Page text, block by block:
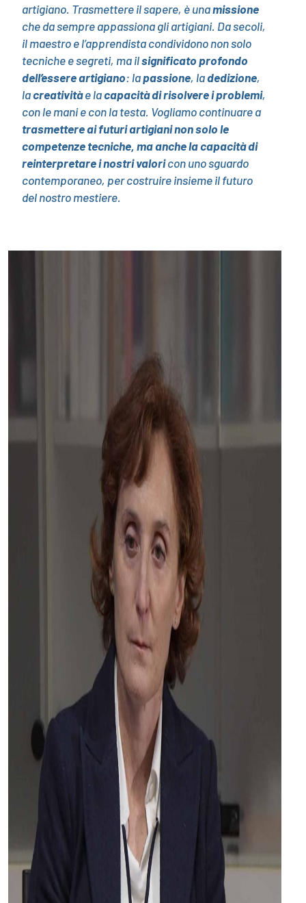
artigiano. Trasmettere il sapere, è unamissione
che da sempre appassiona gli artigiani. Da secoli,
il maestro e l’apprendista condividono non solo
tecniche e segreti, ma ilsignificato profondo
dell’essere artigiano: lapassione, ladedizione,
lacreativitàe lacapacità di risolvere i problemi,
con le mani e con la testa. Vogliamo continuare a
trasmettere ai futuri artigiani non solo le
competenze tecniche, ma anche la capacità di
reinterpretare i nostri valoricon uno sguardo
contemporaneo, per costruire insieme il futuro
del nostro mestiere.